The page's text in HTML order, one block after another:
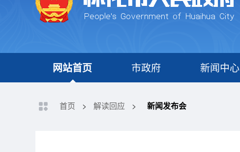
网站首页 市政府 新闻中心
首页 > 解读回应 > 新闻发布会